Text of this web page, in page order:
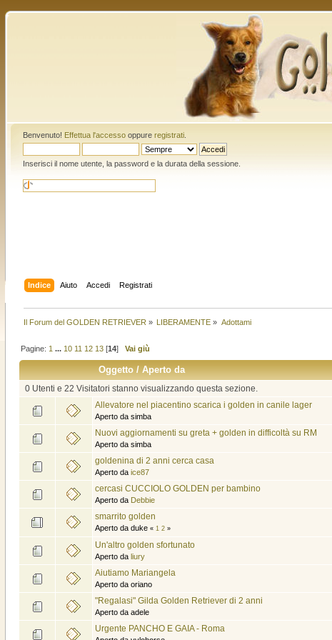
Benvenuto! Effettua l'accessooppure registrati.
Inserisci il nome utente, la password e la durata della sessione.
Indice Aiuto Accedi Registrati
Il Forum del GOLDEN RETRIEVER » LIBERAMENTE » Adottami
Pagine: 1 ... 10 11 12 13[14] Vai giù
Oggetto/Aperto da
0 Utenti e 22 Visitatori stanno visualizzando questa sezione.
Allevatore nel piacentino scarica i golden in canile lager
Aperto da simba
Nuovi aggiornamenti su greta + golden in difficoltà su RM
Aperto da simba
goldenina di 2 anni cerca casa
Aperto da ice87
cercasi CUCCIOLO GOLDEN per bambino
Aperto da Debbie
smarrito golden
Aperto da duke « 1 2»
Un'altro golden sfortunato
Aperto da liury
Aiutiamo Mariangela
Aperto da oriano
"Regalasi" Gilda Golden Retriever di 2 anni
Aperto da adele
Urgente PANCHO E GAIA - Roma